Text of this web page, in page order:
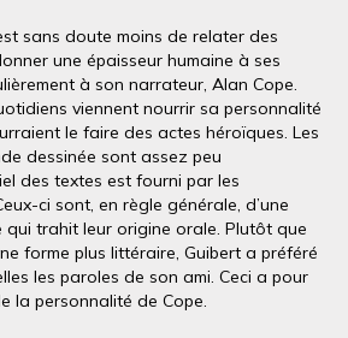
sans doute moins de relater des
une épaisseur humaine à ses
à son narrateur, Alan Cope.
viennent nourrir sa personnalité
le faire des actes héroïques. Les
dessinée sont assez peu
des textes est fourni par les
ci sont, en règle générale, d’une
qui trahit leur origine orale. Plutôt que
forme plus littéraire, Guibert a préféré
les paroles de son ami. Ceci a pour
la personnalité de Cope.